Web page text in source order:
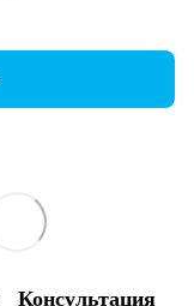
Консультация